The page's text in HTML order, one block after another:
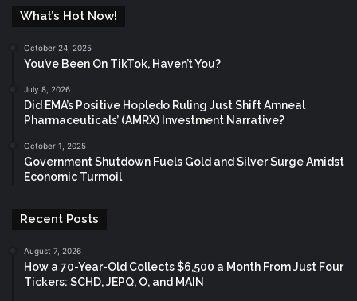
What’s Hot Now!
October 24, 2025
You’ve Been On TikTok, Haven’t You?
July 8, 2026
Did EMA’s Positive Hopledo Ruling Just Shift Amneal
Pharmaceuticals’ (AMRX) Investment Narrative?
October 1, 2025
Government Shutdown Fuels Gold and Silver Surge Amidst
Economic Turmoil
Recent Posts
August 7, 2026
How a 70-Year-Old Collects $6,500 a Month From Just Four
Tickers: SCHD, JEPQ, O, and MAIN